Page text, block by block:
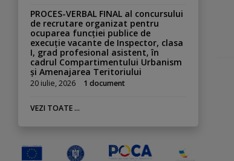
PROCES-VERBAL FINAL al concursului
de recrutare organizat pentru
ocuparea funcției publice de
execuție vacante de Inspector, clasa
I, grad profesional asistent, în
cadrul Compartimentului Urbanism
și Amenajarea Teritoriului
20 iulie, 2026 1 document
VEZI TOATE ...